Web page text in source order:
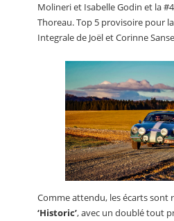
Molineri et Isabelle Godin et la
Thoreau. Top 5 provisoire pour
Integrale de Joël et Corinne
Comme attendu, les écarts sont
‘Historic’, avec un doublé tout